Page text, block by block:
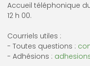
Accueil téléphonique
12 h 00.
Courriels utiles :
- Toutes questions :
- Adhésions :